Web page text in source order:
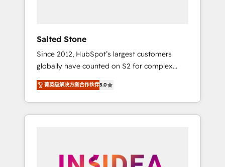
Salted Stone
Since 2012, HubSpot’s largest customers
globally have counted on S2 for complex
migrations, change management, systems
integration, and creative solutions that
deliver measurable impact and transform
brand experiences As one of the few full-
globally regionalized HubSpot websites,
菁英级解决方案合作伙伴5.0